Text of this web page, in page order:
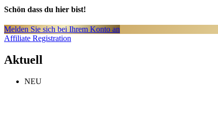
Schön dass du hier bist!
Melden Sie sich bei Ihrem Konto an
Affiliate Registration
Aktuell
NEU